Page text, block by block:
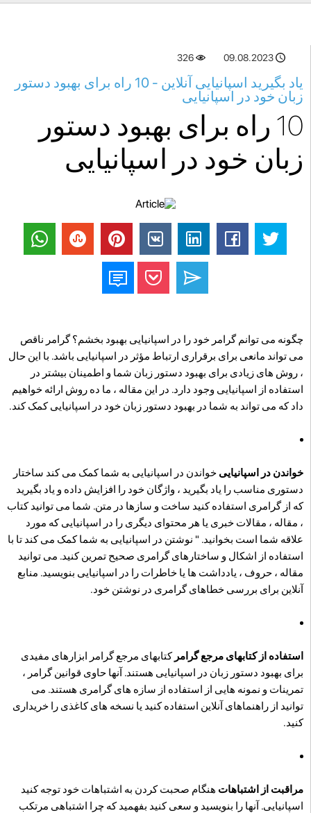
09.08.2023
326
یاد بگیرید اسپانیایی آنلاین - 10 راه برای بهبود دستور
زبان خود در اسپانیایی
10 راه برای بهبود دستور
زبان خود در اسپانیایی
چگونه می توانم گرامر خود را در اسپانیایی بهبود بخشم؟ گرامر ناقص
می تواند مانعی برای برقراری ارتباط مؤثر در اسپانیایی باشد. با این حال
، روش های زیادی برای بهبود دستور زبان شما و اطمینان بیشتر در
استفاده از اسپانیایی وجود دارد. در این مقاله ، ما ده روش ارائه خواهیم
داد که می تواند به شما در بهبود دستور زبان خود در اسپانیایی کمک کند.
خواندن در اسپانیایی خواندن در اسپانیایی به شما کمک می کند ساختار
دستوری مناسب را یاد بگیرید ، واژگان خود را افزایش داده و یاد بگیرید
که از گرامری استفاده کنید ساخت و سازها در متن. شما می توانید کتاب
، مقاله ، مقالات خبری یا هر محتوای دیگری را در اسپانیایی که مورد
علاقه شما است بخوانید. " نوشتن در اسپانیایی به شما کمک می کند تا با
استفاده از اشکال و ساختارهای گرامری صحیح تمرین کنید. می توانید
مقاله ، حروف ، یادداشت ها یا خاطرات را در اسپانیایی بنویسید. منابع
آنلاین برای بررسی خطاهای گرامری در نوشتن خود.
استفاده از کتابهای مرجع گرامرکتابهای مرجع گرامر ابزارهای مفیدی
برای بهبود دستور زبان در اسپانیایی هستند. آنها حاوی قوانین گرامر ،
تمرینات و نمونه هایی از استفاده از سازه های گرامری هستند. می
توانید از راهنماهای آنلاین استفاده کنید یا نسخه های کاغذی را خریداری
کنید.
مراقبت از اشتباهات هنگام صحبت کردن به اشتباهات خود توجه کنید
اسپانیایی. آنها را بنویسید و سعی کنید بفهمید که چرا اشتباهی مرتکب